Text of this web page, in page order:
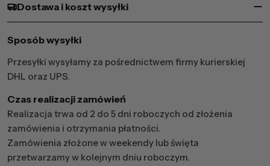
Dostawa i koszt wysyłki
Sposób wysyłki
Przesyłki wysyłamy za pośrednictwem firmy kurierskiej
DHL oraz UPS.
Czas realizacji zamówień
Realizacja trwa od 2 do 5 dni roboczych od złożenia
zamówienia i otrzymania płatności.
Zamówienia złożone w weekendy lub święta
przetwarzamy w kolejnym dniu roboczym.